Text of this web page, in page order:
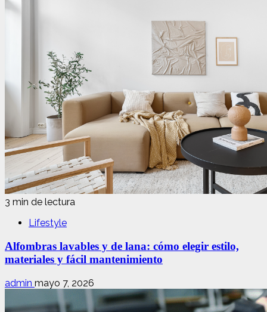
3 min de lectura
Lifestyle
Alfombras lavables y de lana: cómo elegir estilo,
materiales y fácil mantenimiento
admin mayo 7, 2026